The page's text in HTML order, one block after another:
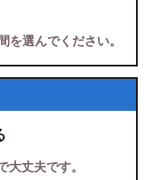
を選んでください。
大丈夫です。